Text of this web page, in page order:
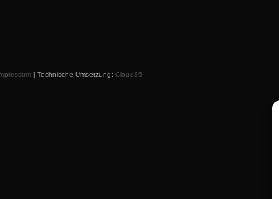
| Technische Umsetzung: Cloud86